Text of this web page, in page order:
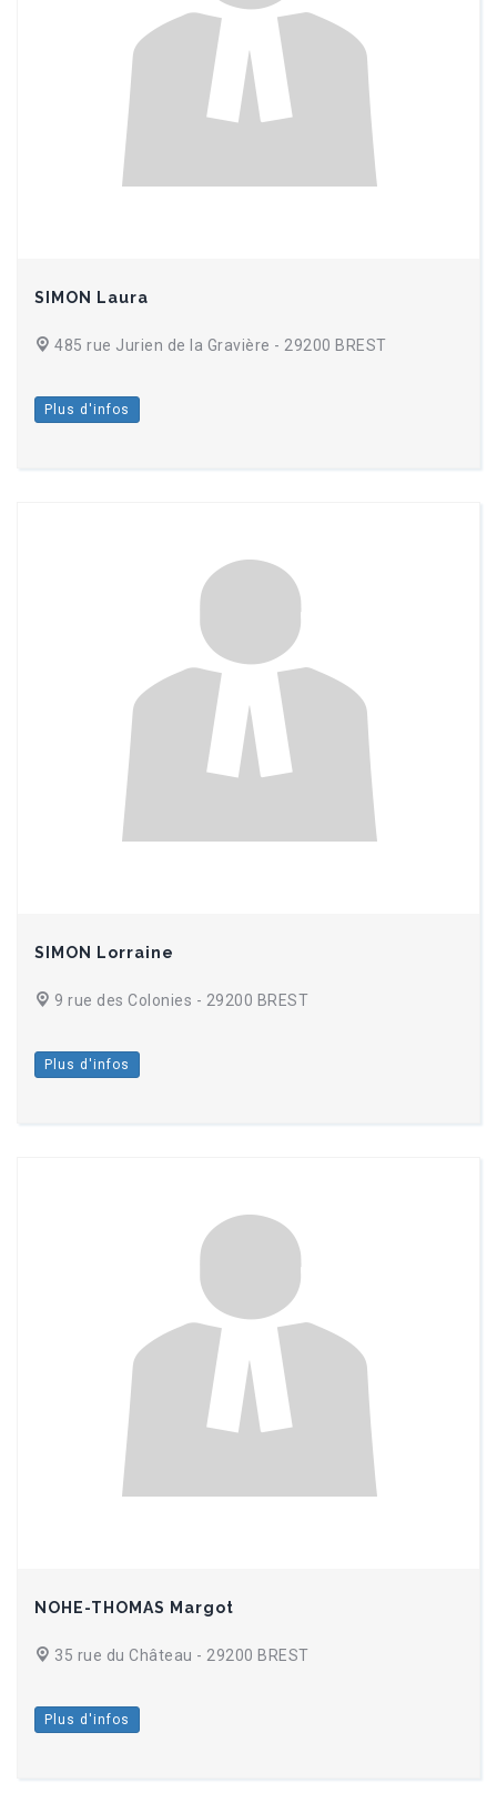
SIMON Laura
485 rue Jurien de la Gravière - 29200 BREST
Plus d'infos
SIMON Lorraine
9 rue des Colonies - 29200 BREST
Plus d'infos
NOHE-THOMAS Margot
35 rue du Château - 29200 BREST
Plus d'infos